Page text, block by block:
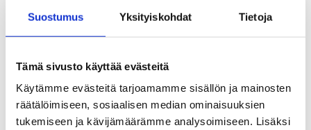
Suostumus Yksityiskohdat Tietoja
Tämä sivusto käyttää evästeitä
Käytämme evästeitä tarjoamamme sisällön ja mainosten
räätälöimiseen, sosiaalisen median ominaisuuksien
tukemiseen ja kävijämäärämme analysoimiseen. Lisäksi
Katso reitti kartalta